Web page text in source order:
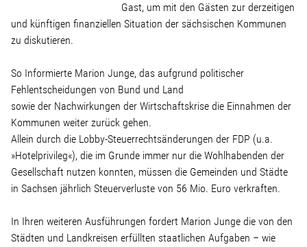
Bodenpolitik
Sonstiges
Wahlkreis
Pressemitteilungen
Presse
Gast, um mit den Gästen zur derzeitigen
und künftigen finanziellen Situation der sächsischen Kommunen
zu diskutieren.
So Informierte Marion Junge, das aufgrund politischer
Fehlentscheidungen von Bund und Land
sowie der Nachwirkungen der Wirtschaftskrise die Einnahmen der
Kommunen weiter zurück gehen.
Allein durch die Lobby-Steuerrechtsänderungen der FDP (u.a.
»Hotelprivileg«), die im Grunde immer nur die Wohlhabenden der
Gesellschaft nutzen konnten, müssen die Gemeinden und Städte
in Sachsen jährlich Steuerverluste von 56 Mio. Euro verkraften.
In Ihren weiteren Ausführungen fordert Marion Junge die von den
Städten und Landkreisen erfüllten staatlichen Aufgaben – wie